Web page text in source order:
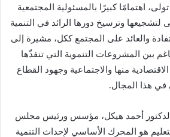
اهتمامًا كبيرًا بالمسئولية المجتمعية
وترسيخ دورها الرائد في التنمية
والعائد على المجتمع ككل، مشيرة إلى
بين المشروعات التنموية التي تنفذّها
منها والاجتماعية وجهود القطاع
في هذا المجال.
أحمد هيكل، مؤسس ورئيس مجلس
هو المحرك الأساسي لإحداث التنمية